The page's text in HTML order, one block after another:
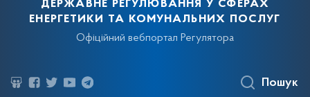
державне регулювання у сферах
енергетики та комунальних послуг
Офіційний вебпортал Регулятора
Пошук